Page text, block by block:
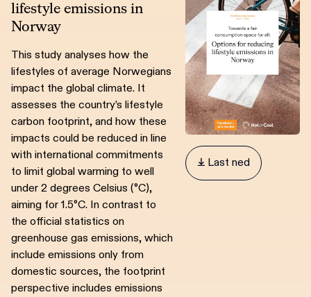
lifestyle emissions in
Norway
This study analyses how the
lifestyles of average Norwegians
impact the global climate. It
assesses the country’s lifestyle
carbon footprint, and how these
impacts could be reduced in line
with international commitments
to limit global warming to well
under 2 degrees Celsius (°C),
aiming for 1.5°C. In contrast to
the official statistics on
greenhouse gas emissions, which
include emissions only from
domestic sources, the footprint
perspective includes emissions
 Last ned